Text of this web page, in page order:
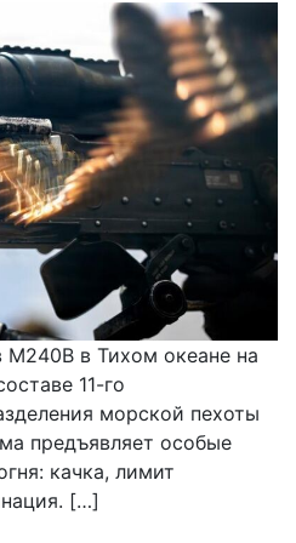
в Тихом океане на
11-го
морской пехоты
предъявляет особые
качка, лимит
[…]